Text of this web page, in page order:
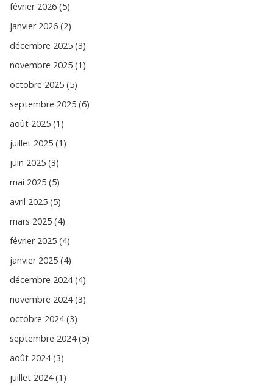
février 2026 (5)
janvier 2026 (2)
décembre 2025 (3)
novembre 2025 (1)
octobre 2025 (5)
septembre 2025 (6)
août 2025 (1)
juillet 2025 (1)
juin 2025 (3)
mai 2025 (5)
avril 2025 (5)
mars 2025 (4)
février 2025 (4)
janvier 2025 (4)
décembre 2024 (4)
novembre 2024 (3)
octobre 2024 (3)
septembre 2024 (5)
août 2024 (3)
juillet 2024 (1)